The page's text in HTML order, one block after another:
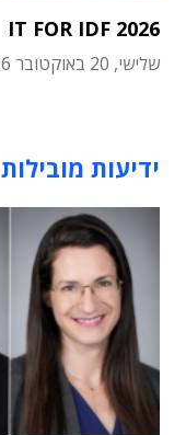
IT FOR IDF 2026
שלישי, 20 באוקטובר 2026
ידיעות מובילות